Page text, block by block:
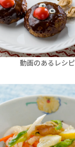
動画のあるレシピ